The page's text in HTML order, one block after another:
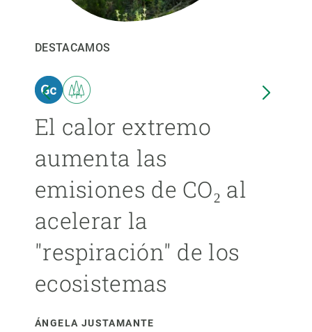
DESTACAMOS
El calor extremo
aumenta las
emisiones de CO₂ al
acelerar la
"respiración" de los
ecosistemas
ÁNGELA JUSTAMANTE